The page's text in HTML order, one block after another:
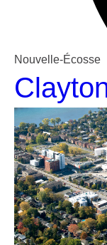
Nouvelle-Écosse